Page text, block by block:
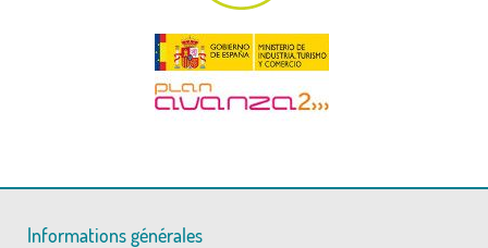
Informations générales